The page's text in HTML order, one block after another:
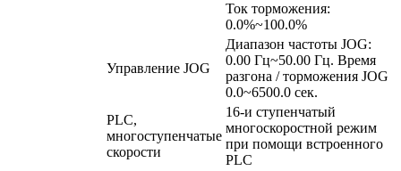
Ток торможения:
0.0%~100.0%
Управление JOG
Диапазон частоты JOG:
0.00 Гц~50.00 Гц. Время
разгона / торможения JOG
0.0~6500.0 сек.
PLC,
многоступенчатые
скорости
16-и ступенчатый
многоскоростной режим
при помощи встроенного
PLC